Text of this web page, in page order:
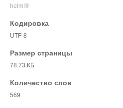
helm!®
Кодировка
UTF-8
Размер страницы
78.73 КБ
Количество слов
569